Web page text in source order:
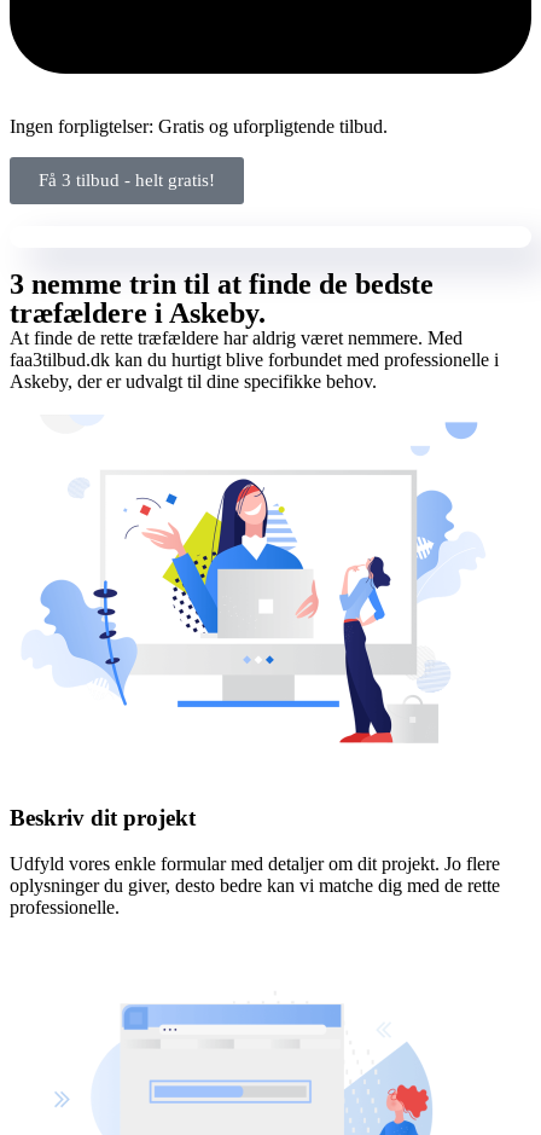
Ingen forpligtelser: Gratis og uforpligtende tilbud.
Få 3 tilbud - helt gratis!
3 nemme trin til at finde de bedste
træfældere i Askeby.
At finde de rette træfældere har aldrig været nemmere. Med
faa3tilbud.dk kan du hurtigt blive forbundet med professionelle i
Askeby, der er udvalgt til dine specifikke behov.
Beskriv dit projekt
Udfyld vores enkle formular med detaljer om dit projekt. Jo flere
oplysninger du giver, desto bedre kan vi matche dig med de rette
professionelle.